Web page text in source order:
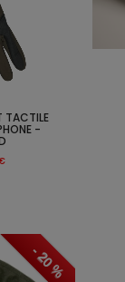
- 20 %
TACTILE
-